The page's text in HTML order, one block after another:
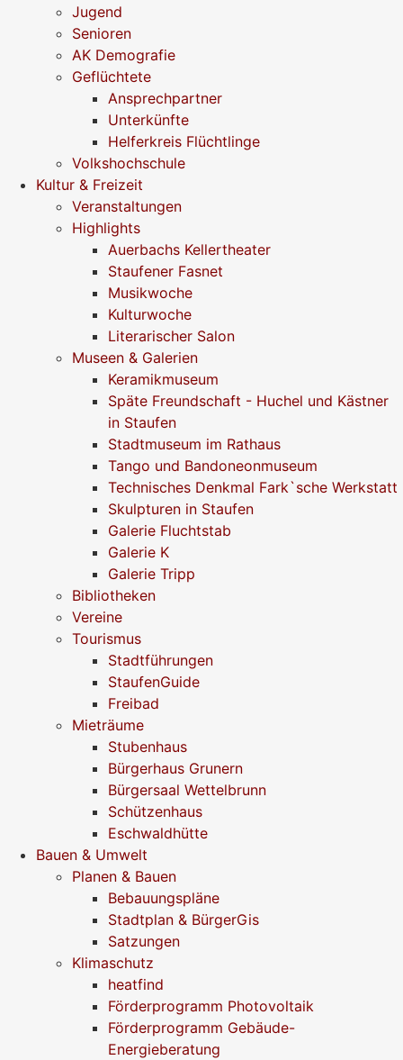
Jugend
Senioren
AK Demografie
Geflüchtete
Ansprechpartner
Unterkünfte
Helferkreis Flüchtlinge
Volkshochschule
Kultur & Freizeit
Veranstaltungen
Highlights
Auerbachs Kellertheater
Staufener Fasnet
Musikwoche
Kulturwoche
Literarischer Salon
Museen & Galerien
Keramikmuseum
Späte Freundschaft - Huchel und Kästner
in Staufen
Stadtmuseum im Rathaus
Tango und Bandoneonmuseum
Technisches Denkmal Fark`sche Werkstatt
Skulpturen in Staufen
Galerie Fluchtstab
Galerie K
Galerie Tripp
Bibliotheken
Vereine
Tourismus
Stadtführungen
StaufenGuide
Freibad
Mieträume
Stubenhaus
Bürgerhaus Grunern
Bürgersaal Wettelbrunn
Schützenhaus
Eschwaldhütte
Bauen & Umwelt
Planen & Bauen
Bebauungspläne
Stadtplan & BürgerGis
Satzungen
Klimaschutz
heatfind
Förderprogramm Photovoltaik
Förderprogramm Gebäude-
Energieberatung